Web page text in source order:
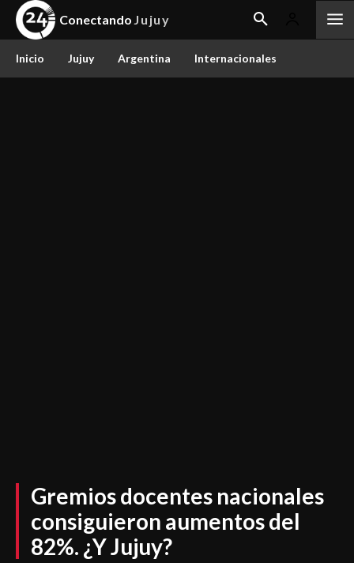
Conectando Jujuy
Inicio Jujuy Argentina Internacionales
Gremios docentes nacionales
consiguieron aumentos del
82%. ¿Y Jujuy?